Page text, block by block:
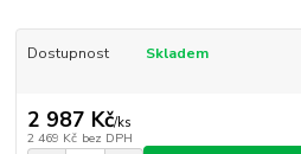
Dostupnost Skladem
2 987 Kč/ks
2 469 Kč bez DPH